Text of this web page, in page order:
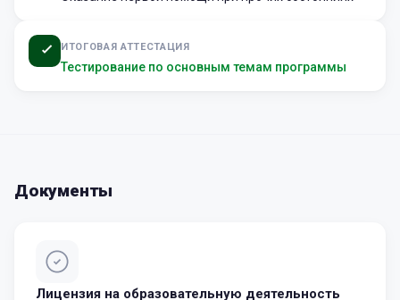
ИТОГОВАЯ АТТЕСТАЦИЯ
Тестирование по основным темам программы
Документы
Лицензия на образовательную деятельность